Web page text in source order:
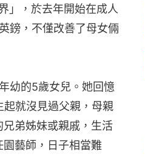
」，於去年開始在成人
鎊，不僅改善了母女倆
幼的5歲女兒。她回憶
就沒見過父親，母親
弟姊妹或親戚，生活
藝師，日子相當難